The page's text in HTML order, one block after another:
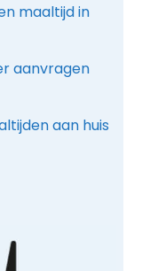
maaltijd in
aanvragen
aan huis